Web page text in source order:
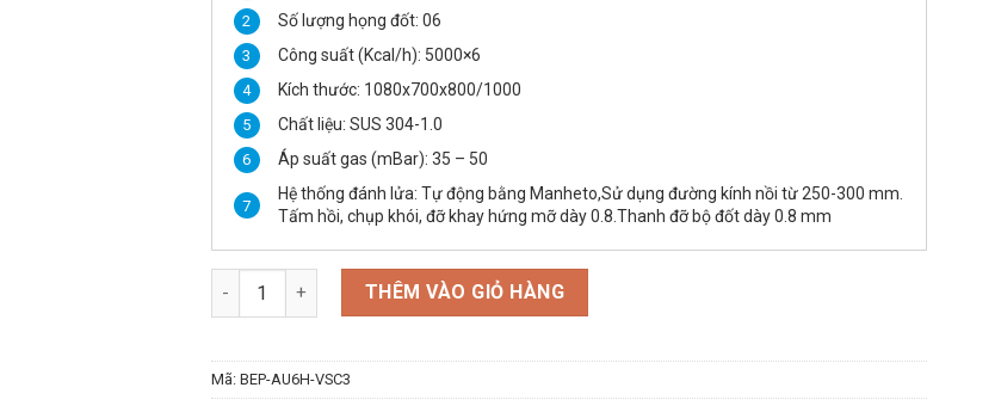
Số lượng họng đốt: 06
Công suất (Kcal/h): 5000×6
Kích thước: 1080x700x800/1000
Chất liệu: SUS 304-1.0
Áp suất gas (mBar): 35 – 50
Hệ thống đánh lửa: Tự động bằng Manheto,Sử dụng đường kính nồi từ 250-300 mm.
Tấm hồi, chụp khói, đỡ khay hứng mỡ dày 0.8.Thanh đỡ bộ đốt dày 0.8 mm
Bếp Âu 6 Họng VinSun số lượngTHÊM VÀO GIỎ HÀNG
Mã: BEP-AU6H-VSC3